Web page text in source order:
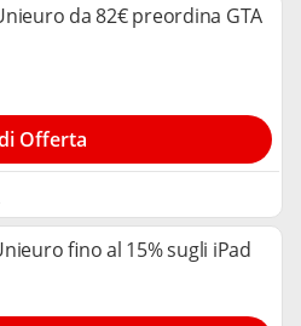
da 82€ preordina GTA
Offerta
fino al 15% sugli iPad